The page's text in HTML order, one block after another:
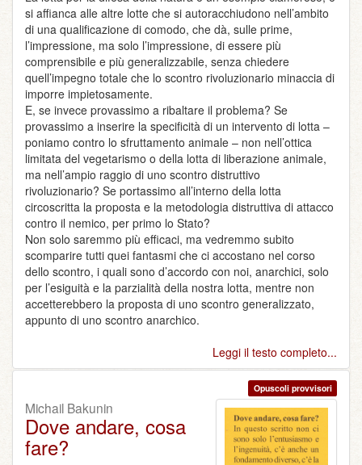
si affianca alle altre lotte che si autoracchiudono nell’ambito
di una qualificazione di comodo, che dà, sulle prime,
l’impressione, ma solo l’impressione, di essere più
comprensibile e più generalizzabile, senza chiedere
quell’impegno totale che lo scontro rivoluzionario minaccia di
imporre impietosamente.
E, se invece provassimo a ribaltare il problema? Se
provassimo a inserire la specificità di un intervento di lotta –
poniamo contro lo sfruttamento animale – non nell’ottica
limitata del vegetarismo o della lotta di liberazione animale,
ma nell’ampio raggio di uno scontro distruttivo
rivoluzionario? Se portassimo all’interno della lotta
circoscritta la proposta e la metodologia distruttiva di attacco
contro il nemico, per primo lo Stato?
Non solo saremmo più efficaci, ma vedremmo subito
scomparire tutti quei fantasmi che ci accostano nel corso
dello scontro, i quali sono d’accordo con noi, anarchici, solo
per l’esiguità e la parzialità della nostra lotta, mentre non
accetterebbero la proposta di uno scontro generalizzato,
appunto di uno scontro anarchico.
Leggi il testo completo...
Opuscoli provvisori
Michail Bakunin
Dove andare, cosa
fare?